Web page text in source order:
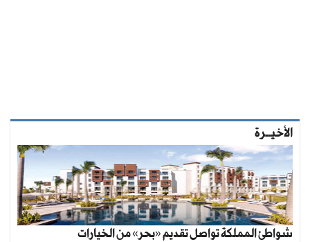
الأخيــرة
شواطئ المملكة تواصل تقديم «بحر» من الخيارات